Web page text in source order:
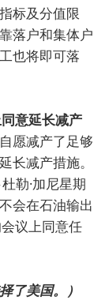
标及分值限
落户和集体户
也将即可落
意延长减产
愿减产了足够
长减产措施。
勒·加尼星期
会在石油输出
议上同意任
了美国。）